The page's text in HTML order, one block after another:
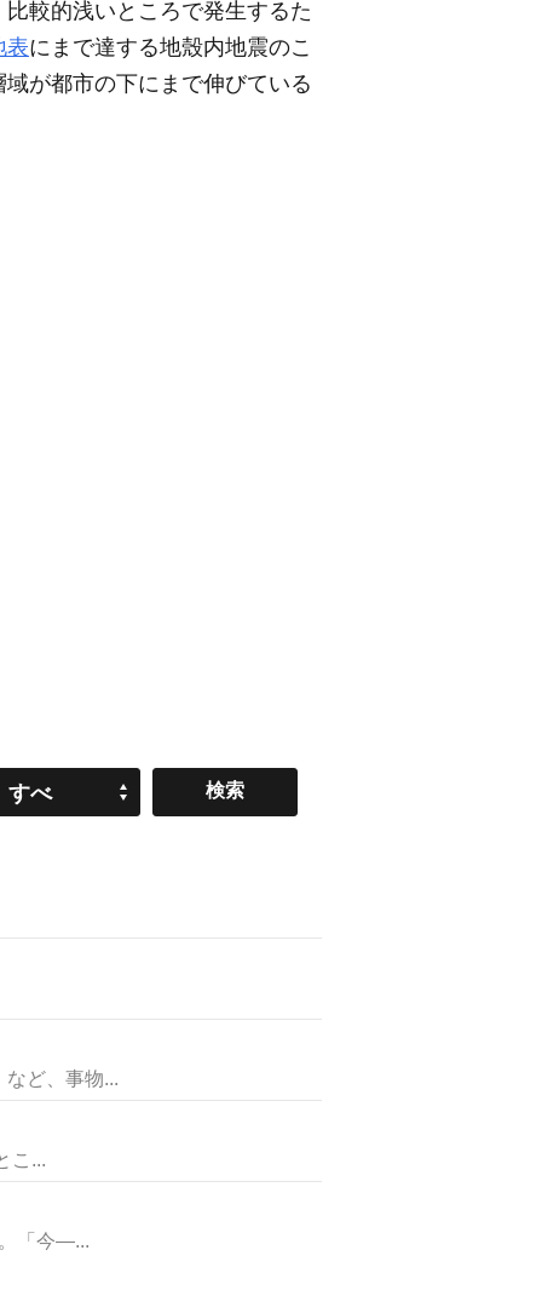
比較的浅いところで発生するた
表にまで達する地殼内地震のこ
が都市の下にまで伸びている
すべ
ど、事物...
...
「今―...